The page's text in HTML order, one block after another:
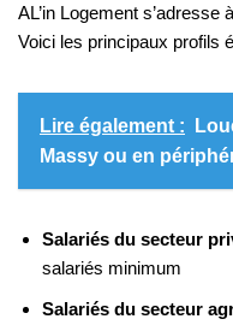
AL’in Logement
Voici les principaux profils
Lire également :
Massy ou en
Salariés du secteur
salariés minimum
Salariés du secteur